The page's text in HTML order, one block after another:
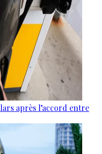
après l’accord entre